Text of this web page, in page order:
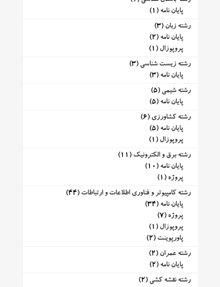
پایان نامه (1)
رشته زبان (3)
پایان نامه (2)
پروپوزال (1)
رشته زیست شناسی (3)
پایان نامه (3)
رشته شیمی (5)
پایان نامه (5)
رشته کشاورزی (6)
پایان نامه (5)
پروپوزال (1)
رشته برق و الکترونیک (11)
پایان نامه (10)
پروژه (1)
رشته کامپیوتر و فناوری اطلاعات و ارتباطات (44)
پایان نامه (34)
پروژه (7)
پروپوزال (1)
پاورپوینت (2)
رشته عمران (2)
پایان نامه (2)
رشته نقشه کشی (2)